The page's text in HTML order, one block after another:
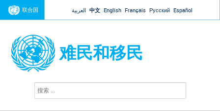
Jump to navigation
联合国 العربية 中文 English Français Русский Español
难民和移民
搜
索